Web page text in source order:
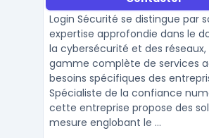
Login Sécurité se distingue par
expertise approfondie dans le
la cybersécurité et des
gamme complète de services
besoins spécifiques des
Spécialiste de la confiance
cette entreprise propose des
mesure englobant le ...